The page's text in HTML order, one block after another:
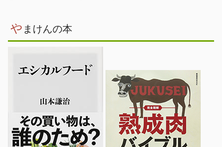
や まけんの本